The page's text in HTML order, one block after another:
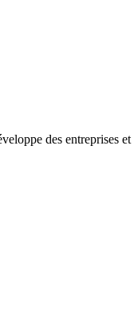
des entreprises